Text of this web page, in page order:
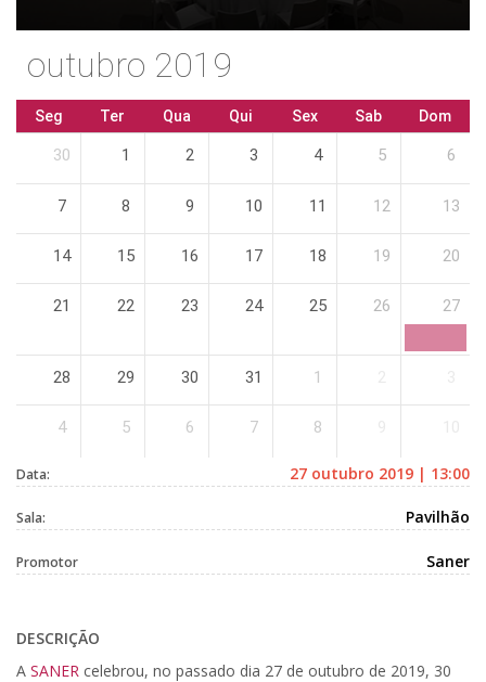
outubro 2019
Seg Ter Qua Qui Sex Sab Dom
30 1 2 3 4 5 6
7 8 9 10 11 12 13
14 15 16 17 18 19 20
21 22 23 24 25 26 27
28 29 30 31 1
4 5 6 7 8
Data: 27 outubro 2019 | 13:00
Sala: Pavilhão
Promotor Saner
DESCRIÇÃO
A SANER celebrou, no passado dia 27 de outubro de 2019, 30